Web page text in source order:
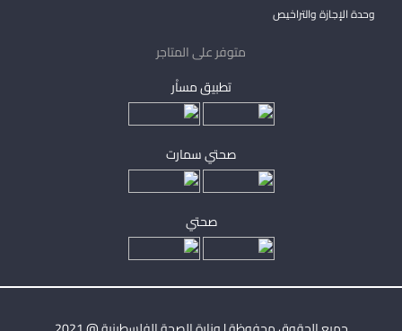
وحدة الإجازة والتراخيص
متوفر على المتاجر
تطبيق مساْر
صحتي سمارت
صحتي